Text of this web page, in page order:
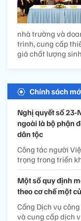
nhà trường và
trình, cung cấp
giá chất lượng
Chính sách
Nghị quyết số 23-
ngoài là bộ phận
dân tộc
Công tác người
trọng trong triển
Một số quy định
theo cơ chế một
Cổng Dịch vụ
và cung cấp dịch